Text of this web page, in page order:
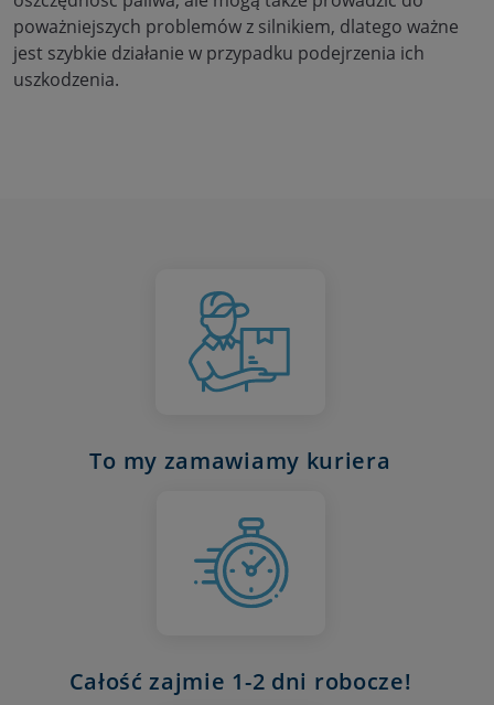
poważniejszych problemów z silnikiem, dlatego ważne
jest szybkie działanie w przypadku podejrzenia ich
uszkodzenia.
To my zamawiamy kuriera
Całość zajmie 1-2 dni robocze!